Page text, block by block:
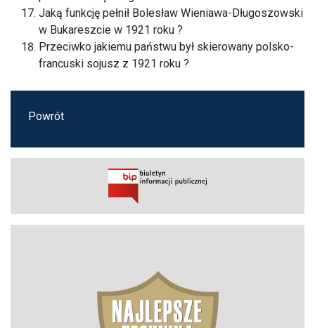
Jaką funkcję pełnił Bolesław Wieniawa-Długoszowski
w Bukareszcie w 1921 roku ?
Przeciwko jakiemu państwu był skierowany polsko-
francuski sojusz z 1921 roku ?
Powrót